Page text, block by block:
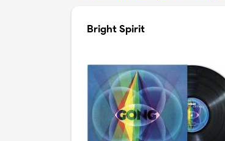
Bright Spirit